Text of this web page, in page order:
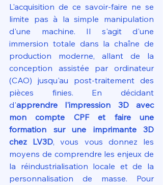
L'acquisition de ce savoir-faire ne se
limite pas à la simple manipulation
d'une machine. Il s'agit d'une
immersion totale dans la chaîne de
production moderne, allant de la
conception assistée par ordinateur
(CAO) jusqu'au post-traitement des
pièces finies. En décidant
d'apprendre l'impression 3D avec
mon compte CPF et faire une
formation sur une imprimante 3D
chez LV3D, vous vous donnez les
moyens de comprendre les enjeux de
la réindustrialisation locale et de la